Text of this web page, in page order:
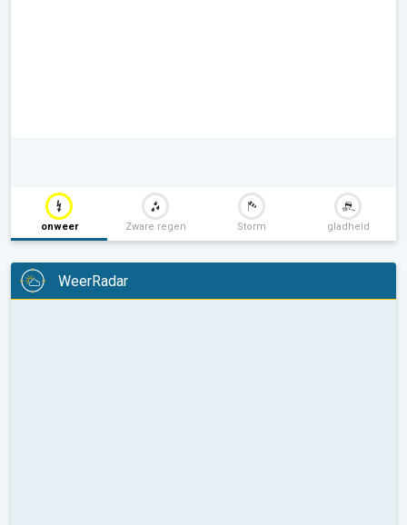
onweer Zware regen Storm gladheid
WeerRadar